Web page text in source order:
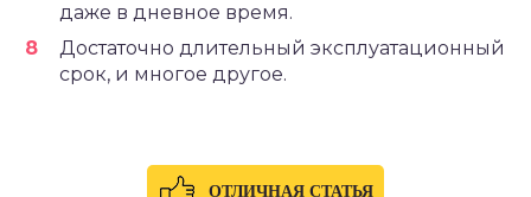
даже в дневное время.
Достаточно длительный эксплуатационный
срок, и многое другое.
ОТЛИЧНАЯ СТАТЬЯ